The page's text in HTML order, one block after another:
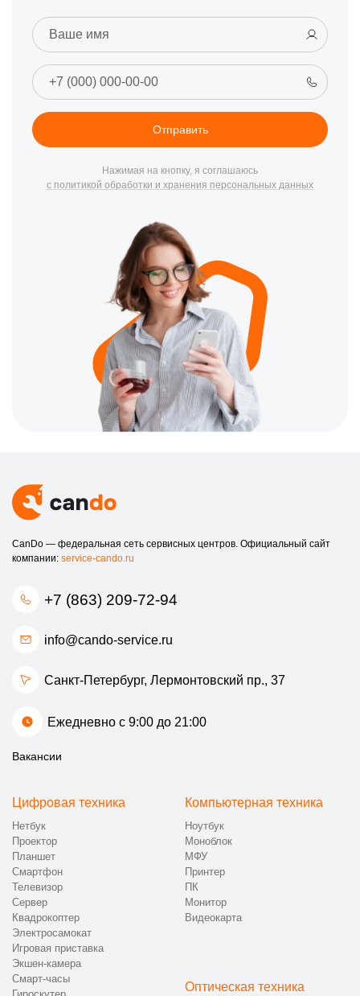
Отправить
Нажимая на кнопку, я соглашаюсь
с политикой обработки и хранения персональных данных
CanDo — федеральная сеть сервисных центров. Официальный сайт
компании: service-cando.ru
+7 (863) 209-72-94
info@cando-service.ru
Санкт-Петербург, Лермонтовский пр., 37
Ежедневно с 9:00 до 21:00
Вакансии
Цифровая техника
Нетбук
Проектор
Планшет
Смартфон
Телевизор
Сервер
Квадрокоптер
Электросамокат
Игровая приставка
Экшен-камера
Смарт-часы
Компьютерная техника
Ноутбук
Моноблок
МФУ
Принтер
ПК
Монитор
Видеокарта
Оптическая техника